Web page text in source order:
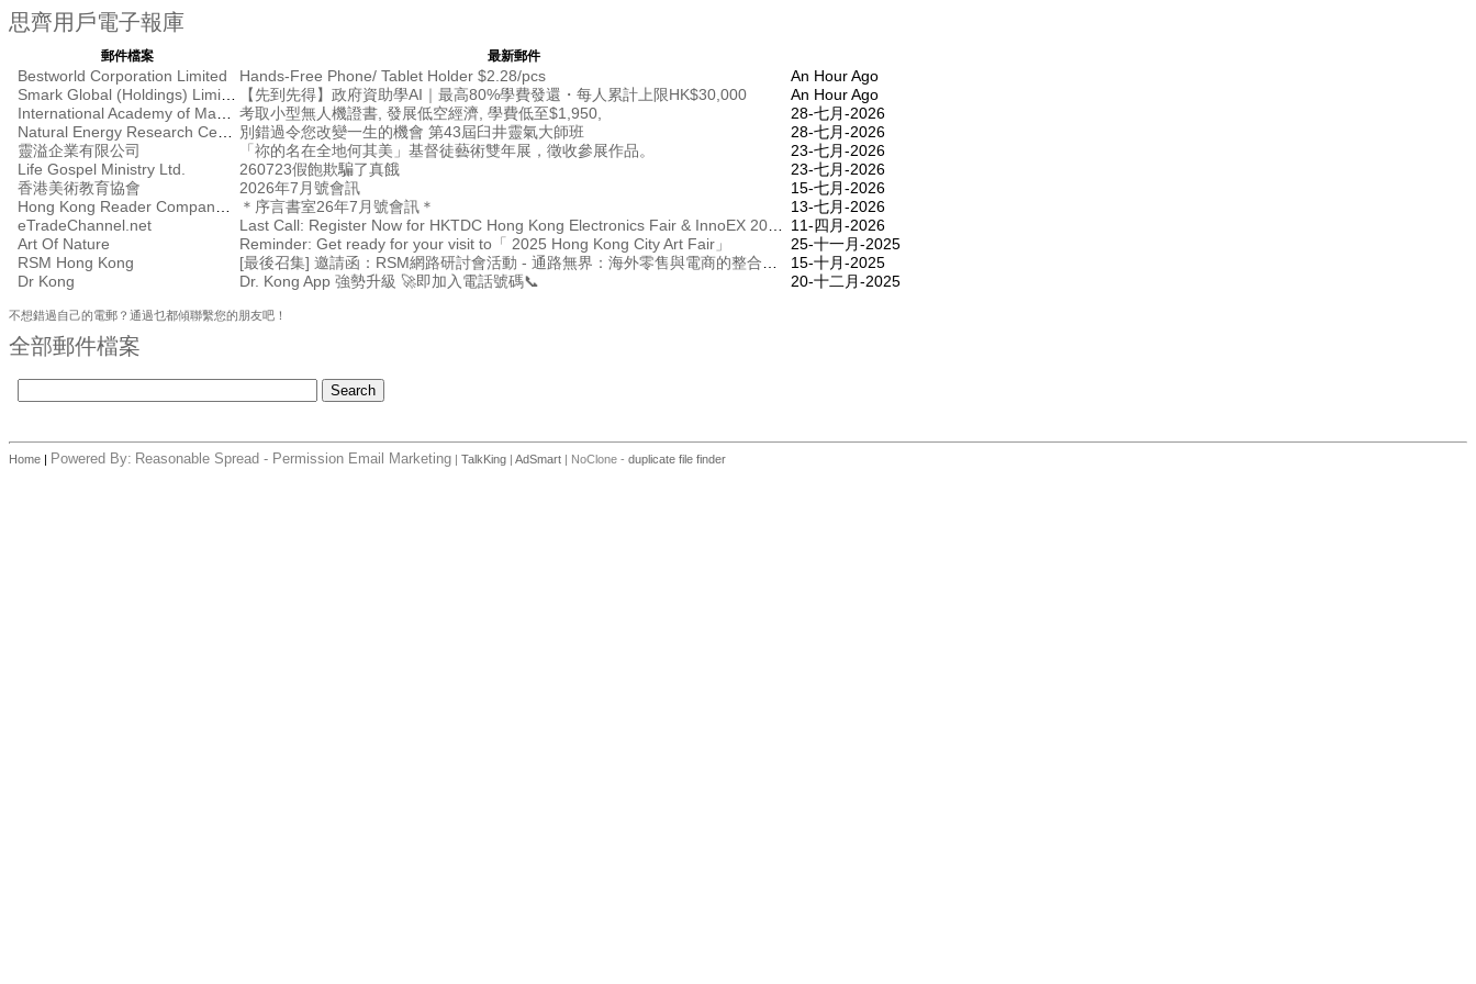
思齊用戶電子報庫
郵件檔案 最新郵件
Bestworld Corporation Limited Hands-Free Phone/ Tablet Holder $2.28/pcs
An Hour Ago
【先到先得】政府資助學AI｜最高80%學費發還・每人累計上限HK$30,000
An Hour Ago
考取小型無人機證書, 發展低空經濟, 學費低至$1,950,
28-七月-2026
別錯過令您改變一生的機會 第43屆臼井靈氣大師班
28-七月-2026
靈溢企業有限公司
「祢的名在全地何其美」基督徒藝術雙年展，徵收參展作品。
23-七月-2026
Life Gospel Ministry Ltd.
260723假飽欺騙了真餓
23-七月-2026
香港美術教育協會
2026年7月號會訊
15-七月-2026
＊序言書室26年7月號會訊＊
13-七月-2026
eTradeChannel.net
11-四月-2026
Art Of Nature
Reminder: Get ready for your visit to「 2025 Hong Kong City Art Fair」
25-十一月-2025
RSM Hong Kong
15-十月-2025
Dr Kong
Dr. Kong App 強勢升級 🚀即加入電話號碼📞 20-十二月-2025
不想錯過自己的電郵？通過乜都傾聯繫您的朋友吧！
全部郵件檔案
Home | Powered By: Reasonable Spread - Permission Email Marketing | TalkKing | AdSmart | NoClone - duplicate file finder